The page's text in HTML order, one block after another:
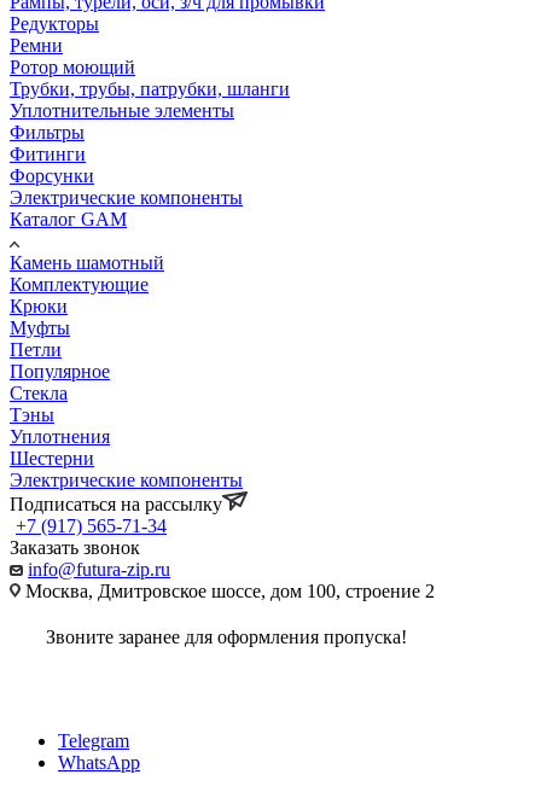
Редукторы
Ремни
Ротор моющий
Трубки, трубы, патрубки, шланги
Уплотнительные элементы
Фильтры
Фитинги
Форсунки
Электрические компоненты
Каталог GAM
Камень шамотный
Комплектующие
Крюки
Муфты
Петли
Популярное
Стекла
Тэны
Уплотнения
Шестерни
Электрические компоненты
Подписаться на рассылку
+7 (917) 565-71-34
Заказать звонок
info@futura-zip.ru
Москва, Дмитровское шоссе, дом 100, строение 2
Звоните заранее для оформления пропуска!
Telegram
WhatsApp